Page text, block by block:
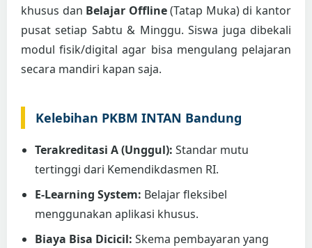
khusus dan Belajar Offline(Tatap Muka) di kantor
pusat setiap Sabtu & Minggu. Siswa juga dibekali
modul fisik/digital agar bisa mengulang pelajaran
secara mandiri kapan saja.
Kelebihan PKBM INTAN Bandung
Terakreditasi A (Unggul): Standar mutu
tertinggi dari Kemendikdasmen RI.
E-Learning System: Belajar fleksibel
menggunakan aplikasi khusus.
Biaya Bisa Dicicil: Skema pembayaran yang